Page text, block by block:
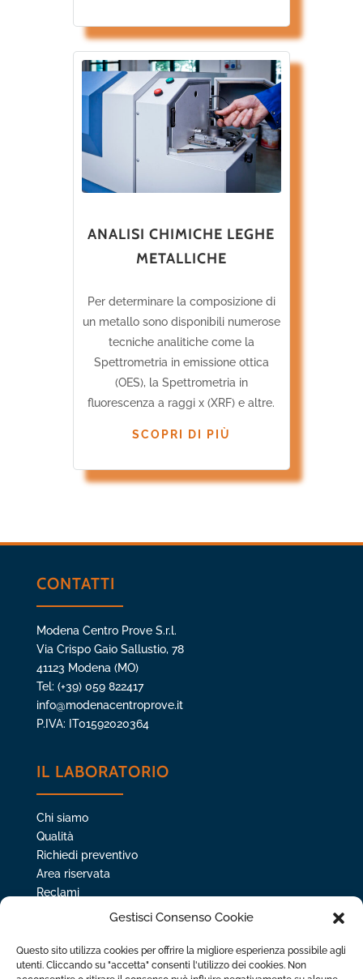
Gestisci Consenso Cookie
Questo sito utilizza cookies per offrire la migliore esperienza possibile agli
utenti. Cliccando su "accetta" consenti l'utilizzo dei cookies. Non
ANALISI CHIMICHE LEGHE
METALLICHE
Per determinare la composizione di
un metallo sono disponibili numerose
tecniche analitiche come la
Spettrometria in emissione ottica
(OES), la Spettrometria in
fluorescenza a raggi x (XRF) e altre.
SCOPRI DI PIÙ
CONTATTI
Modena Centro Prove S.r.l.
Via Crispo Gaio Sallustio, 78
41123 Modena (MO)
Tel: (+39) 059 822417
info@modenacentroprove.it
P.IVA: IT01592020364
IL LABORATORIO
Chi siamo
Qualità
Richiedi preventivo
Area riservata
Reclami
Privacy policy